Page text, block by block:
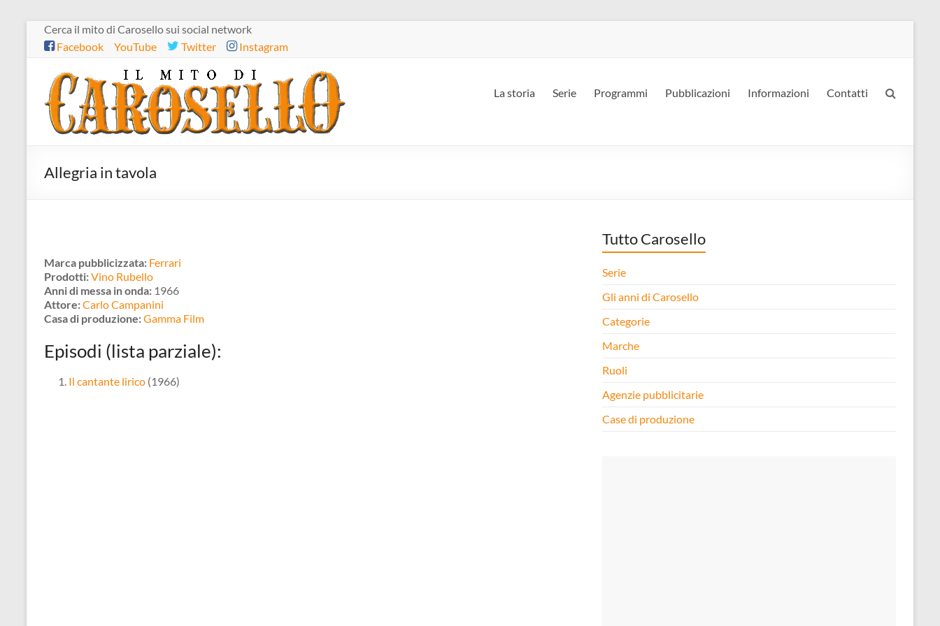
Salta
contenuto
Cerca il mito di Carosello sui social network
Facebook
YouTube Twitter Instagram
Il
mito
di
Carosello
La storia Serie Programmi Pubblicazioni Informazioni Contatti
Allegria in tavola
Marca pubblicizzata: Ferrari
Prodotti:Vino Rubello
Anni di messa in onda: 1966
Attore:Carlo Campanini
Casa di produzione:Gamma Film
Episodi (lista parziale):
Il cantante lirico (1966)
Tutto Carosello
Serie
Gli anni di Carosello
Categorie
Marche
Ruoli
Agenzie pubblicitarie
Case di produzione